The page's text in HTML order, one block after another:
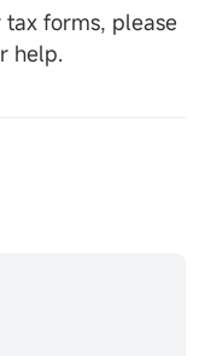
tax forms, please
help.